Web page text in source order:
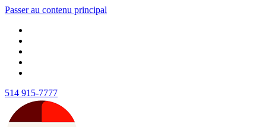
Passer au contenu principal
514 915-7777